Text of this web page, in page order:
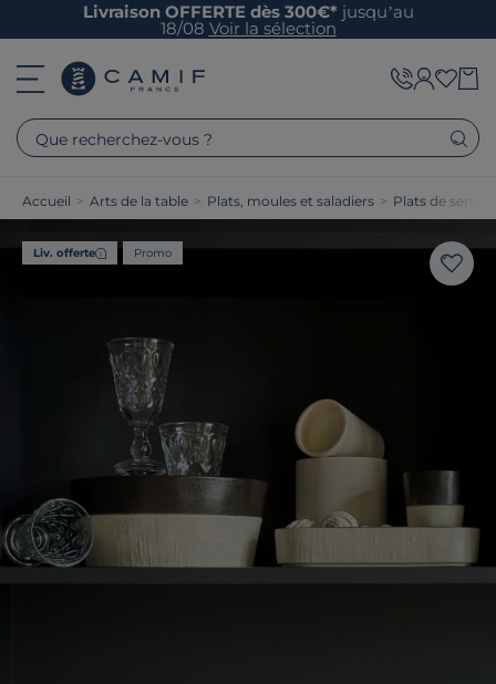
Livraison OFFERTE dès 300€* jusqu’au
18/08 Voir la sélection
Que recherchez-vous ?
Accueil > Arts de la table > Plats, moules et saladiers > Plats de service
Liv. offerte Promo